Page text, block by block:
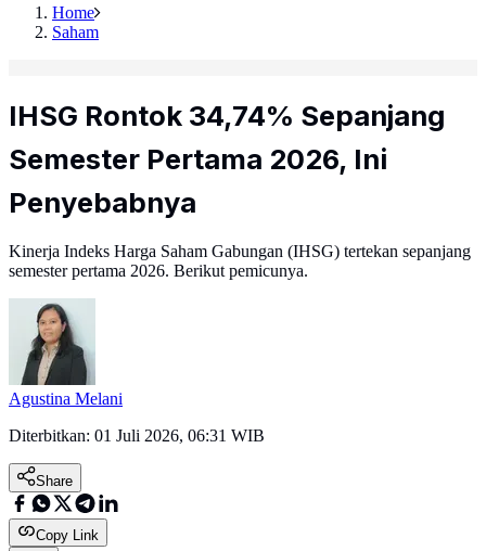
Home
Saham
IHSG Rontok 34,74% Sepanjang
Semester Pertama 2026, Ini
Penyebabnya
Kinerja Indeks Harga Saham Gabungan (IHSG) tertekan sepanjang
semester pertama 2026. Berikut pemicunya.
Agustina Melani
Diterbitkan: 01 Juli 2026, 06:31 WIB
Share
Copy Link